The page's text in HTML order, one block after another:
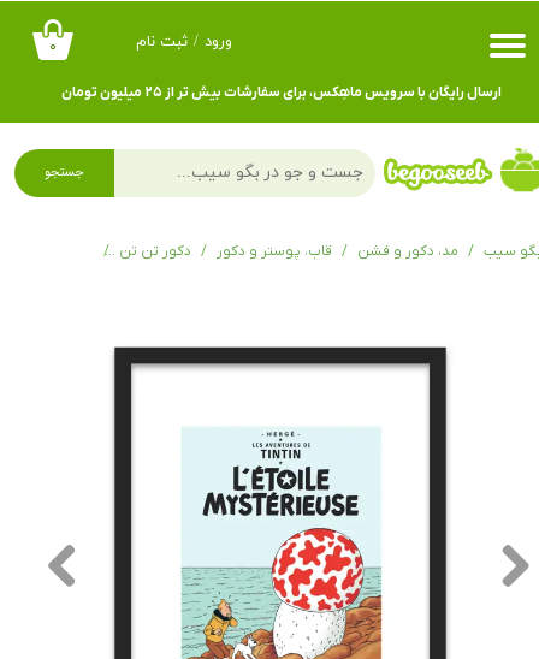
۰ ورود / ثبت نام
حساب کاربری من
تغییر گذر واژه
سفارشات
ارسال رایگان با سرویس ماهِکس، برای سفارشات بیش تر از ۲۵ میلیون تومان
جستجو
سیب مد، دکور و فشن قاب، پوستر و دکور دکور تن تن